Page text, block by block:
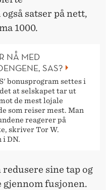
satser på nett,
1000.
NÅ MED
SAS?
bonusprogram settes i
at selskapet tar ut
de mest lojale
som reiser mest. Man
reagerer på
skriver Tor W.
i DN.
redusere sine tap og
gjennom fusjonen.